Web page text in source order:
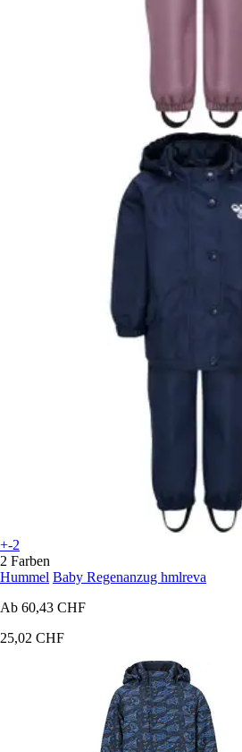
+-2
2 Farben
Hummel Baby Regenanzug hmlreva
Ab 60,43 CHF
25,02 CHF